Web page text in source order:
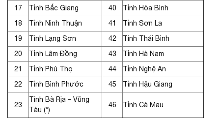
17
Tỉnh Bắc Giang 40
Tỉnh Hòa Bình
18
Tỉnh Ninh Thuận 41
Tỉnh Sơn La
19
Tỉnh Lạng Sơn 42
Tỉnh Thái Bình
20
Tỉnh Lâm Đồng 43
Tỉnh Hà Nam
21
Tỉnh Phú Thọ 44
Tỉnh Nghệ An
22
Tỉnh Bình Phước 45 Tỉnh Hậu Giang
23
Tỉnh Bà Rịa – Vũng
Tàu (*)
46 Tỉnh Cà Mau